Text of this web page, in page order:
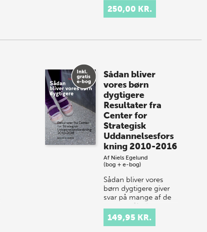
250,00 KR.
Sådan bliver
vores børn
dygtigere
Resultater fra
Center for
Strategisk
Uddannelsesfors
kning 2010-2016
Af Niels Egelund
(bog + e-bog)
Sådan bliver vores
børn dygtigere giver
svar på mange af de
spørgsmål, vi som
forældre, lærere,
pædagoger og
149,95 KR.